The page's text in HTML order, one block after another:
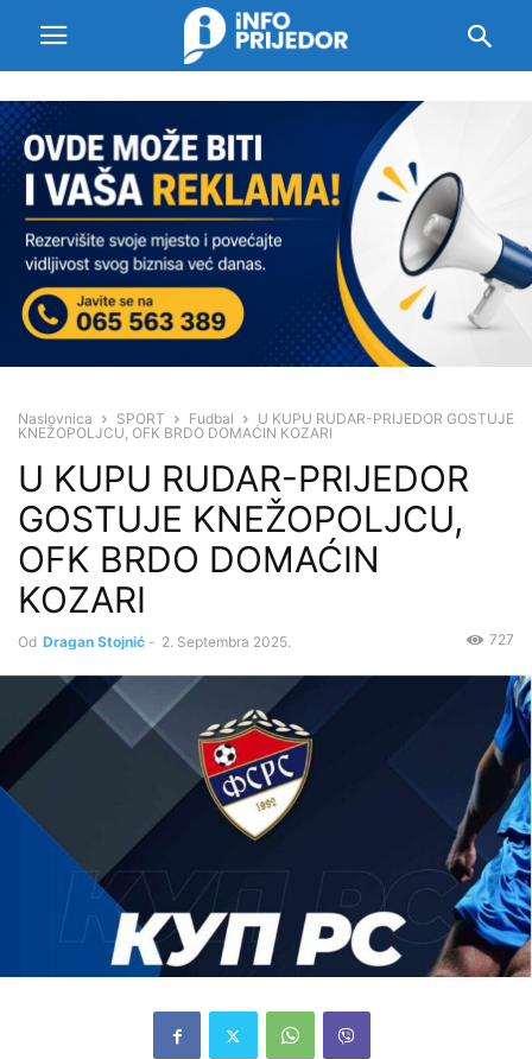
Naslovnica SPORT Fudbal
U KUPU RUDAR-PRIJEDOR GOSTUJE
KNEŽOPOLJCU, OFK BRDO DOMAĆIN KOZARI
U KUPU RUDAR-PRIJEDOR
GOSTUJE KNEŽOPOLJCU,
OFK BRDO DOMAĆIN
KOZARI
Od Dragan Stojnić - 2. Septembra 2025. 727